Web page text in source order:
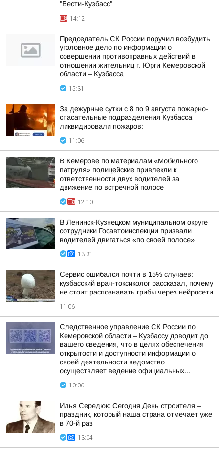
"Вести-Кузбасс"
14:12
Председатель СК России поручил возбудить
уголовное дело по информации о
совершении противоправных действий в
отношении жительниц г. Юрги Кемеровской
области – Кузбасса
15:31
За дежурные сутки с 8 по 9 августа пожарно-
спасательные подразделения Кузбасса
ликвидировали пожаров:
11:06
В Кемерове по материалам «Мобильного
патруля» полицейские привлекли к
ответственности двух водителей за
движение по встречной полосе
12:10
В Ленинск-Кузнецком муниципальном округе
сотрудники Госавтоинспекции призвали
водителей двигаться «по своей полосе»
13:31
Сервис ошибался почти в 15% случаев:
кузбасский врач-токсиколог рассказал, почему
не стоит распознавать грибы через нейросети
11:06
Следственное управление СК России по
Кемеровской области – Кузбассу доводит до
вашего сведения, что в целях обеспечения
открытости и доступности информации о
своей деятельности ведомство
осуществляет ведение официальных...
10:06
Илья Середюк: Сегодня День строителя –
праздник, который наша страна отмечает уже
в 70-й раз
13:04